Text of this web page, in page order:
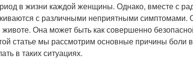
в жизни каждой женщины. Однако, вместе с
с различными неприятными симптомами.
Она может быть как совершенно
статье мы рассмотрим основные причины боли
в таких ситуациях.